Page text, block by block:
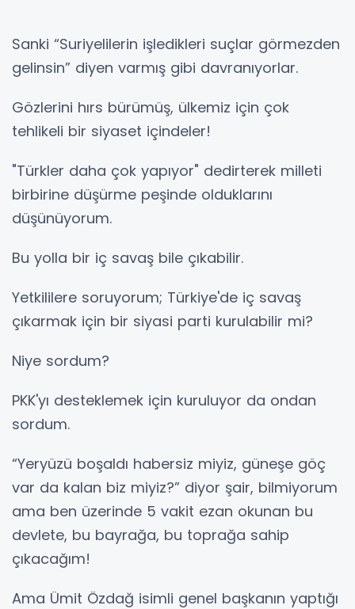
Sanki “Suriyelilerin işledikleri suçlar görmezden
gelinsin” diyen varmış gibi davranıyorlar.
Gözlerini hırs bürümüş, ülkemiz için çok
tehlikeli bir siyaset içindeler!
"Türkler daha çok yapıyor" dedirterek milleti
birbirine düşürme peşinde olduklarını
düşünüyorum.
Bu yolla bir iç savaş bile çıkabilir.
Yetkililere soruyorum; Türkiye'de iç savaş
çıkarmak için bir siyasi parti kurulabilir mi?
Niye sordum?
PKK'yı desteklemek için kuruluyor da ondan
sordum.
“Yeryüzü boşaldı habersiz miyiz, güneşe göç
var da kalan biz miyiz?” diyor şair, bilmiyorum
ama ben üzerinde 5 vakit ezan okunan bu
devlete, bu bayrağa, bu toprağa sahip
çıkacağım!
Ama Ümit Özdağ isimli genel başkanın yaptığı